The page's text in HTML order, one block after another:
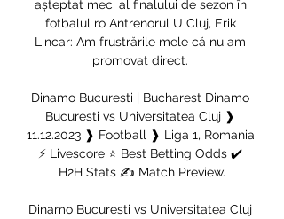
așteptat meci al finalului de sezon în
fotbalul ro Antrenorul U Cluj, Erik
Lincar: Am frustrările mele că nu am
promovat direct.
Dinamo Bucuresti | Bucharest Dinamo
Bucuresti vs Universitatea Cluj ❱
11.12.2023 ❱ Football ❱ Liga 1, Romania
⚡ Livescore ⭐ Best Betting Odds ✔️
H2H Stats ✍ Match Preview.
Dinamo Bucuresti vs Universitatea Cluj